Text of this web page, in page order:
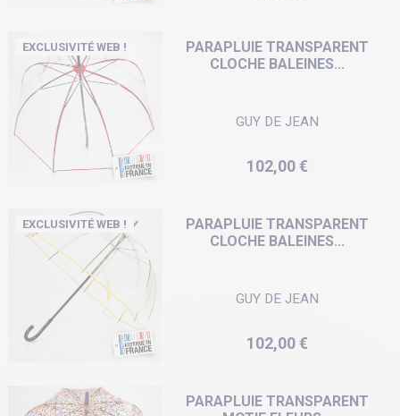
PARAPLUIE TRANSPARENT
CLOCHE BALEINES...
GUY DE JEAN
Prix
102,00 €
EXCLUSIVITÉ WEB !
PARAPLUIE TRANSPARENT
CLOCHE BALEINES...
GUY DE JEAN
Prix
102,00 €
EXCLUSIVITÉ WEB !
PARAPLUIE TRANSPARENT